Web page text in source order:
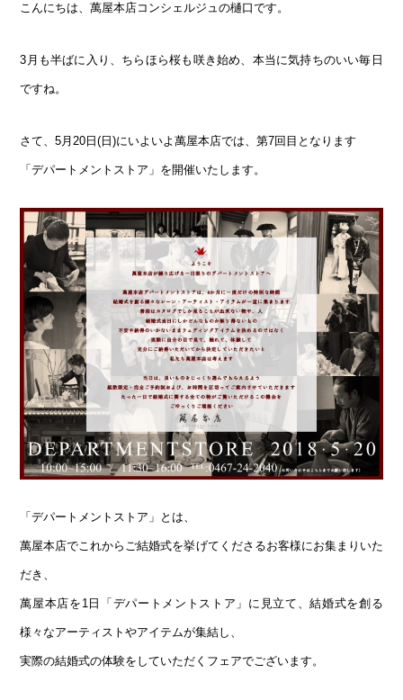
こんにちは、萬屋本店コンシェルジュの樋口です。
3月も半ばに入り、ちらほら桜も咲き始め、本当に気持ちのいい毎日
ですね。
さて、5月20日(日)にいよいよ萬屋本店では、第7回目となります
「デパートメントストア」を開催いたします。
「デパートメントストア」とは、
萬屋本店でこれからご結婚式を挙げてくださるお客様にお集まりいた
だき、
萬屋本店を1日「デパートメントストア」に見立て、結婚式を創る
様々なアーティストやアイテムが集結し、
実際の結婚式の体験をしていただくフェアでございます。